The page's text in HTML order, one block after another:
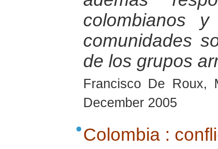
colombianos
comunidades
de los grupos
Francisco De Roux,
December 2005
Colombia :